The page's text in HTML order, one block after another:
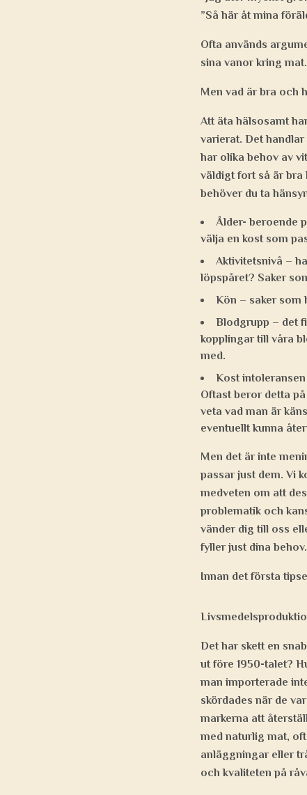
”Så här åt mina
Ofta används
sina vanor kring mat.
Men vad är bra och
Att äta hälsosamt
varierat. Det
har olika behov av
väldigt fort så är bra
behöver du ta
Ålder- beroende
välja en kost som
Aktivitetsnivå –
löpspåret? Saker
Kön – saker som
Blodgrupp – det
kopplingar till våra
med.
Kost
Oftast beror detta
veta vad man är
eventuellt kunna
Men det är inte
passar just dem. Vi
medveten om att
problematik och
vänder dig till oss
fyller just dina behov.
Innan det första
Det har skett en
ut före 1950-talet?
man importerade
skördades när de
markerna att
med naturlig mat,
anläggningar eller
och kvaliteten på